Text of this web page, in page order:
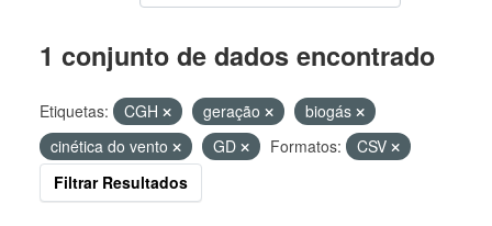
1 conjunto de dados encontrado
Etiquetas: CGH geração
biogás
cinética do vento
GD Formatos:
CSV
Filtrar Resultados